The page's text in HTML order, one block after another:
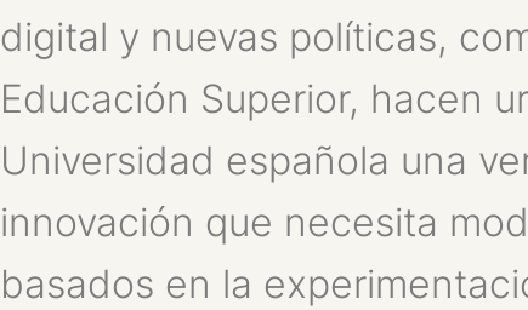
digital y nuevas políticas,
Educación Superior, hacen
Universidad española una
innovación que necesita
basados en la